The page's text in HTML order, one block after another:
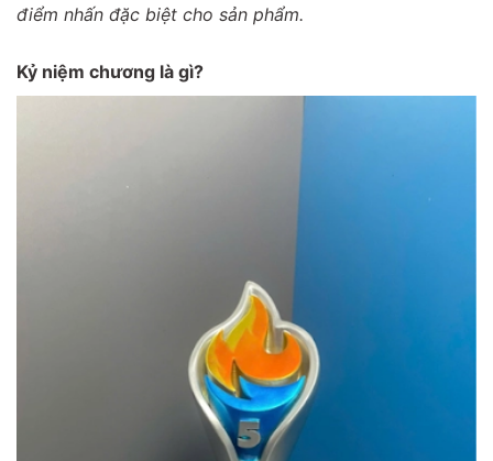
điểm nhấn đặc biệt cho sản phẩm.
Kỷ niệm chương là gì?